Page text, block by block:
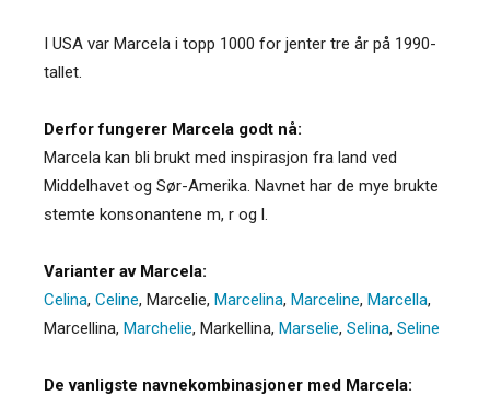
I USA var Marcela i topp 1000 for jenter tre år på 1990-
tallet.
Derfor fungerer Marcela godt nå:
Marcela kan bli brukt med inspirasjon fra land ved
Middelhavet og Sør-Amerika. Navnet har de mye brukte
stemte konsonantene m, r og l.
Varianter av Marcela:
Celina, Celine, Marcelie, Marcelina, Marceline, Marcella,
Marcellina, Marchelie, Markellina, Marselie, Selina, Seline
De vanligste navnekombinasjoner med Marcela: